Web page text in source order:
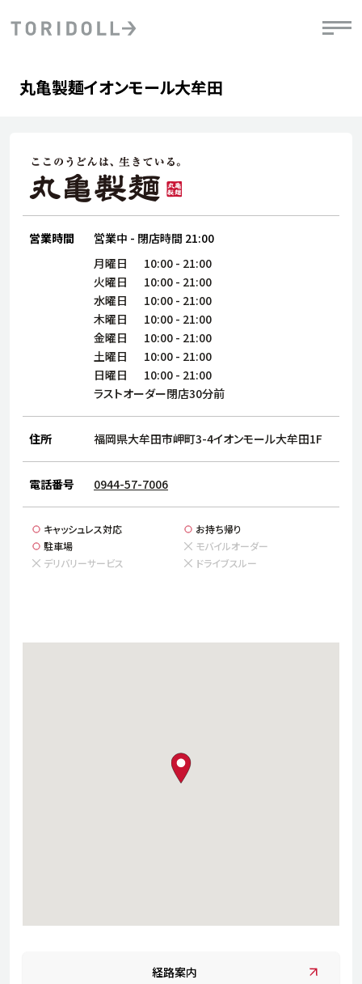
会社情報
株主・投資家情報
サステナビリティ
ブランド
店舗検索
店舗一覧
採用情報
よくある質問・お問い合わせ
日本語 English 简体中文
PRニュース
中長期経営計画
デジタルトランス
フォーメーション戦略
DXビジョン2028
ライブラリ
粟田社長が語る
トリドールのサステナビリティ
ステークホルダーとの
丸亀製麺イオンモール大牟田
営業時間 営業中 - 閉店時間 21:00
月曜日 10:00 - 21:00
火曜日
10:00 - 21:00
水曜日
10:00 - 21:00
木曜日
10:00 - 21:00
金曜日
10:00 - 21:00
土曜日
10:00 - 21:00
日曜日
10:00 - 21:00
ラストオーダー閉店30分前
住所 福岡県大牟田市岬町3-4イオンモール大牟田1F
電話番号 0944-57-7006
キャッシュレス対応
お持ち帰り
駐車場
モバイルオーダー
デリバリーサービス
ドライブスルー
map pin
経路案内